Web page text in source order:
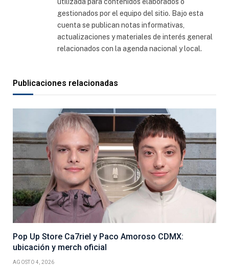
gestionados por el equipo del sitio. Bajo esta
cuenta se publican notas informativas,
actualizaciones y materiales de interés general
relacionados con la agenda nacional y local.
Publicaciones relacionadas
Pop Up Store Ca7riel y Paco Amoroso CDMX:
ubicación y merch oficial
AGOSTO 4, 2026